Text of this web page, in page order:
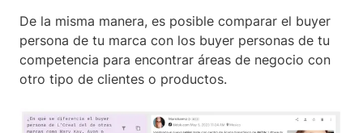
De la misma manera, es posible comparar el buyer
persona de tu marca con los buyer personas de tu
competencia para encontrar áreas de negocio con
otro tipo de clientes o productos.